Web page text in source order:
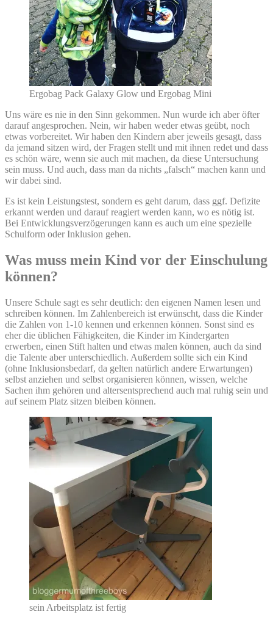
Ergobag Pack Galaxy Glow und Ergobag Mini
Uns wäre es nie in den Sinn gekommen. Nun wurde ich aber öfter
darauf angesprochen. Nein, wir haben weder etwas geübt, noch
etwas vorbereitet. Wir haben den Kindern aber jeweils gesagt, dass
da jemand sitzen wird, der Fragen stellt und mit ihnen redet und dass
es schön wäre, wenn sie auch mit machen, da diese Untersuchung
sein muss. Und auch, dass man da nichts „falsch“ machen kann und
wir dabei sind.
Es ist kein Leistungstest, sondern es geht darum, dass ggf. Defizite
erkannt werden und darauf reagiert werden kann, wo es nötig ist.
Bei Entwicklungsverzögerungen kann es auch um eine spezielle
Schulform oder Inklusion gehen.
Was muss mein Kind vor der Einschulung
können?
Unsere Schule sagt es sehr deutlich: den eigenen Namen lesen und
schreiben können. Im Zahlenbereich ist erwünscht, dass die Kinder
die Zahlen von 1-10 kennen und erkennen können. Sonst sind es
eher die üblichen Fähigkeiten, die Kinder im Kindergarten
erwerben, einen Stift halten und etwas malen können, auch da sind
die Talente aber unterschiedlich. Außerdem sollte sich ein Kind
(ohne Inklusionsbedarf, da gelten natürlich andere Erwartungen)
selbst anziehen und selbst organisieren können, wissen, welche
Sachen ihm gehören und altersentsprechend auch mal ruhig sein und
auf seinem Platz sitzen bleiben können.
sein Arbeitsplatz ist fertig